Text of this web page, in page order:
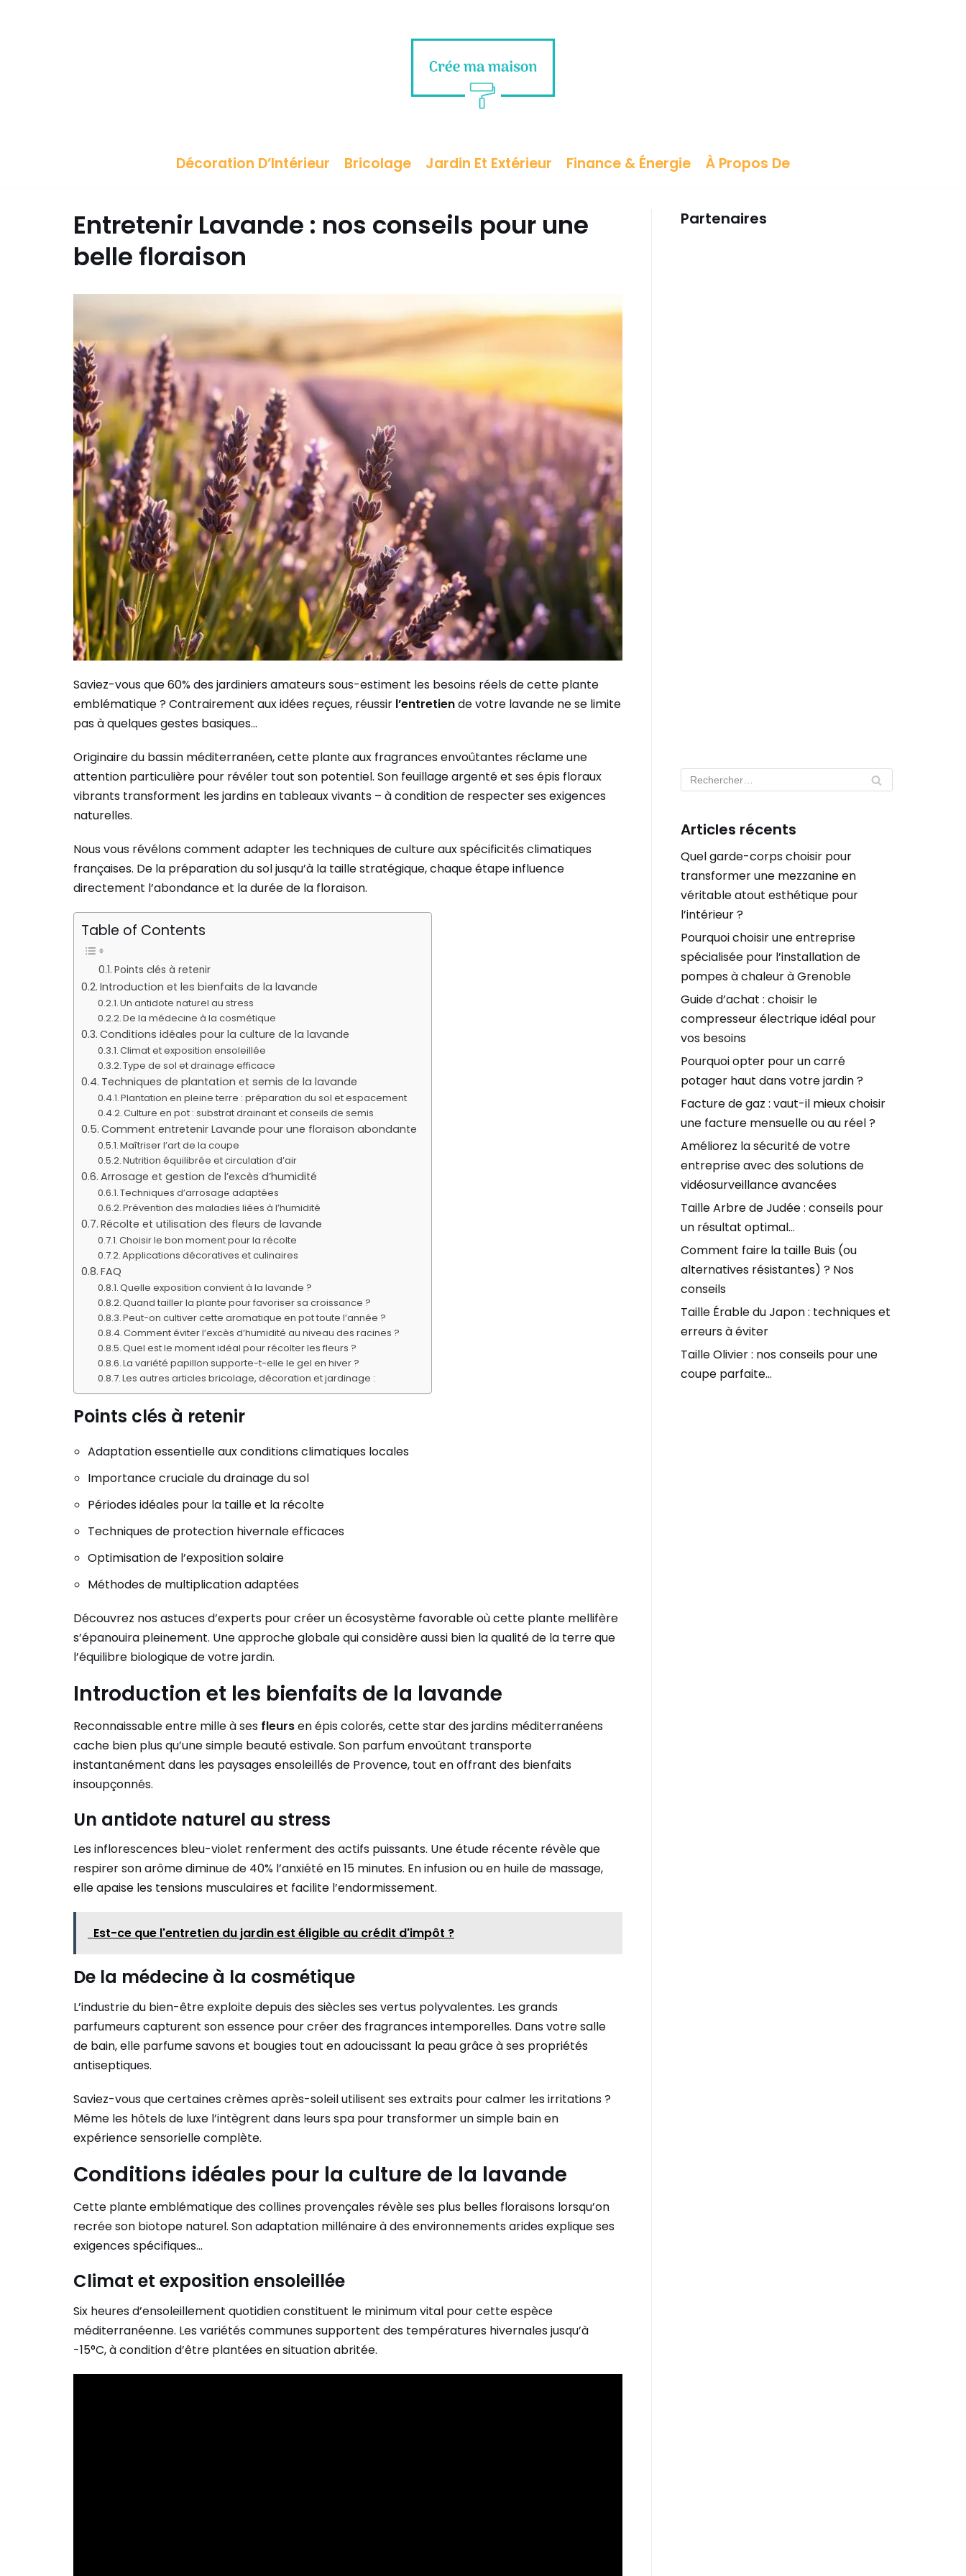
Décoration D’Intérieur Bricolage Jardin Et Extérieur Finance & Énergie À Propos De
Entretenir Lavande : nos conseils pour une
belle floraison
Saviez-vous que 60% des jardiniers amateurs sous-estiment les besoins réels de cette plante
emblématique ? Contrairement aux idées reçues, réussir l’entretiende votre lavande ne se limite
pas à quelques gestes basiques…
Originaire du bassin méditerranéen, cette plante aux fragrances envoûtantes réclame une
attention particulière pour révéler tout son potentiel. Son feuillage argenté et ses épis floraux
vibrants transforment les jardins en tableaux vivants – à condition de respecter ses exigences
naturelles.
Nous vous révélons comment adapter les techniques de culture aux spécificités climatiques
françaises. De la préparation du sol jusqu’à la taille stratégique, chaque étape influence
directement l’abondance et la durée de la floraison.
Table of Contents
Points clés à retenir
Introduction et les bienfaits de la lavande
Un antidote naturel au stress
De la médecine à la cosmétique
Conditions idéales pour la culture de la lavande
Climat et exposition ensoleillée
Type de sol et drainage efficace
Techniques de plantation et semis de la lavande
Plantation en pleine terre : préparation du sol et espacement
Culture en pot : substrat drainant et conseils de semis
Comment entretenir Lavande pour une floraison abondante
Maîtriser l’art de la coupe
Nutrition équilibrée et circulation d’air
Arrosage et gestion de l’excès d’humidité
Techniques d’arrosage adaptées
Prévention des maladies liées à l’humidité
Récolte et utilisation des fleurs de lavande
Choisir le bon moment pour la récolte
Applications décoratives et culinaires
FAQ
Quelle exposition convient à la lavande ?
Quand tailler la plante pour favoriser sa croissance ?
Peut-on cultiver cette aromatique en pot toute l’année ?
Comment éviter l’excès d’humidité au niveau des racines ?
Quel est le moment idéal pour récolter les fleurs ?
La variété papillon supporte-t-elle le gel en hiver ?
Les autres articles bricolage, décoration et jardinage :
Points clés à retenir
Adaptation essentielle aux conditions climatiques locales
Importance cruciale du drainage du sol
Périodes idéales pour la taille et la récolte
Techniques de protection hivernale efficaces
Optimisation de l’exposition solaire
Méthodes de multiplication adaptées
Découvrez nos astuces d’experts pour créer un écosystème favorable où cette plante mellifère
s’épanouira pleinement. Une approche globale qui considère aussi bien la qualité de la terre que
l’équilibre biologique de votre jardin.
Introduction et les bienfaits de la lavande
Reconnaissable entre mille à ses fleursen épis colorés, cette star des jardins méditerranéens
cache bien plus qu’une simple beauté estivale. Son parfum envoûtant transporte
instantanément dans les paysages ensoleillés de Provence, tout en offrant des bienfaits
insoupçonnés.
Un antidote naturel au stress
Les inflorescences bleu-violet renferment des actifs puissants. Une étude récente révèle que
respirer son arôme diminue de 40% l’anxiété en 15 minutes. En infusion ou en huile de massage,
elle apaise les tensions musculaires et facilite l’endormissement.
Est-ce que l'entretien du jardin est éligible au crédit d'impôt ?
De la médecine à la cosmétique
L’industrie du bien-être exploite depuis des siècles ses vertus polyvalentes. Les grands
parfumeurs capturent son essence pour créer des fragrances intemporelles. Dans votre salle
de bain, elle parfume savons et bougies tout en adoucissant la peau grâce à ses propriétés
antiseptiques.
Saviez-vous que certaines crèmes après-soleil utilisent ses extraits pour calmer les irritations ?
Même les hôtels de luxe l’intègrent dans leurs spa pour transformer un simple bain en
expérience sensorielle complète.
Conditions idéales pour la culture de la lavande
Cette plante emblématique des collines provençales révèle ses plus belles floraisons lorsqu’on
recrée son biotope naturel. Son adaptation millénaire à des environnements arides explique ses
exigences spécifiques…
Climat et exposition ensoleillée
Six heures d’ensoleillement quotidien constituent le minimum vital pour cette espèce
méditerranéenne. Les variétés communes supportent des températures hivernales jusqu’à
-15°C, à condition d’être plantées en situation abritée.
Partenaires
Articles récents
Quel garde-corps choisir pour
transformer une mezzanine en
véritable atout esthétique pour
l’intérieur ?
Pourquoi choisir une entreprise
spécialisée pour l’installation de
pompes à chaleur à Grenoble
Guide d’achat : choisir le
compresseur électrique idéal pour
vos besoins
Pourquoi opter pour un carré
potager haut dans votre jardin ?
Facture de gaz : vaut-il mieux choisir
une facture mensuelle ou au réel ?
Améliorez la sécurité de votre
entreprise avec des solutions de
vidéosurveillance avancées
Taille Arbre de Judée : conseils pour
un résultat optimal…
Comment faire la taille Buis (ou
alternatives résistantes) ? Nos
conseils
Taille Érable du Japon : techniques et
erreurs à éviter
Taille Olivier : nos conseils pour une
coupe parfaite…